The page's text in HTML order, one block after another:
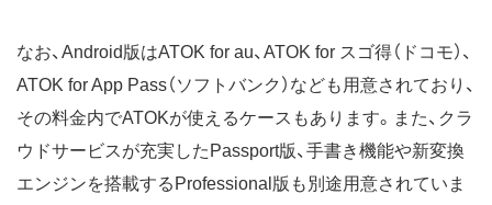
なお、Android版はATOK for au、ATOK for スゴ得（ドコモ）、
ATOK for App Pass（ソフトバンク）なども用意されており、
その料金内でATOKが使えるケースもあります。また、クラ
ウドサービスが充実したPassport版、手書き機能や新変換
エンジンを搭載するProfessional版も別途用意されていま